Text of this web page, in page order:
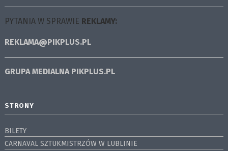
PYTANIA W SPRAWIE REKLAMY:
REKLAMA@PIKPLUS.PL
GRUPA MEDIALNA PIKPLUS.PL
STRONY
BILETY
CARNAVAL SZTUKMISTRZÓW W LUBLINIE